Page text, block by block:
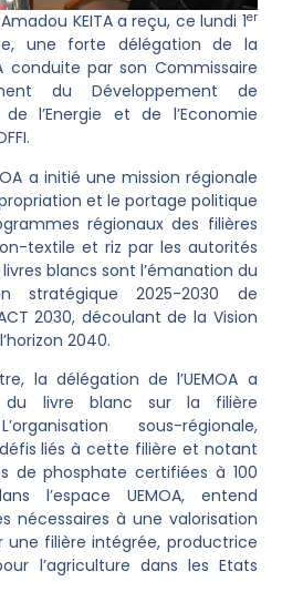
KEITA a reçu, ce lundi 1er
une forte délégation de la
conduite par son Commissaire
du Développement de
de l’Energie et de l’Economie
a initié une mission régionale
et le portage politique
régionaux des filières
textile et riz par les autorités
blancs sont l’émanation du
stratégique 2025-2030 de
2030, découlant de la Vision
2040.
la délégation de l’UEMOA a
du livre blanc sur la filière
sous-régionale,
liés à cette filière et notant
de phosphate certifiées à 100
l’espace UEMOA, entend
nécessaires à une valorisation
filière intégrée, productrice
l’agriculture dans les Etats